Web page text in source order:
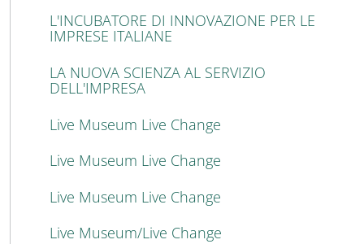
L'INCUBATORE DI INNOVAZIONE PER LE
IMPRESE ITALIANE
LA NUOVA SCIENZA AL SERVIZIO
DELL'IMPRESA
Live Museum Live Change
Live Museum Live Change
Live Museum Live Change
Live Museum/Live Change